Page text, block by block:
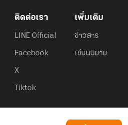
ติดต่อเรา
LINE Official
Facebook
X
Tiktok
เพิ่มเติม
ข่าวสาร
เขียนนิยาย